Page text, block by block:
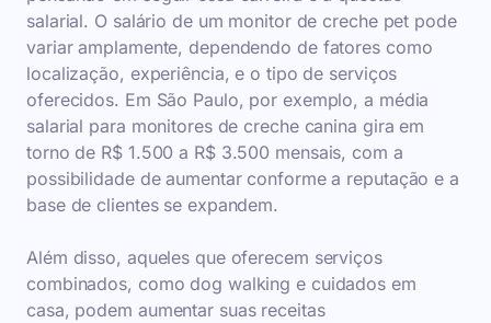
salarial. O salário de um monitor de creche pet pode
variar amplamente, dependendo de fatores como
localização, experiência, e o tipo de serviços
oferecidos. Em São Paulo, por exemplo, a média
salarial para monitores de creche canina gira em
torno de R$ 1.500 a R$ 3.500 mensais, com a
possibilidade de aumentar conforme a reputação e a
base de clientes se expandem.
Além disso, aqueles que oferecem serviços
combinados, como dog walking e cuidados em
casa, podem aumentar suas receitas